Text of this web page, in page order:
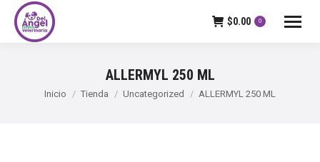
$0.00 0
ALLERMYL 250 ML
Estás aquí:
Inicio Tienda Uncategorized ALLERMYL 250 ML